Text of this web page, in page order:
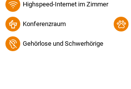
Highspeed-Internet im Zimmer
Konferenzraum
Gehörlose und Schwerhörige